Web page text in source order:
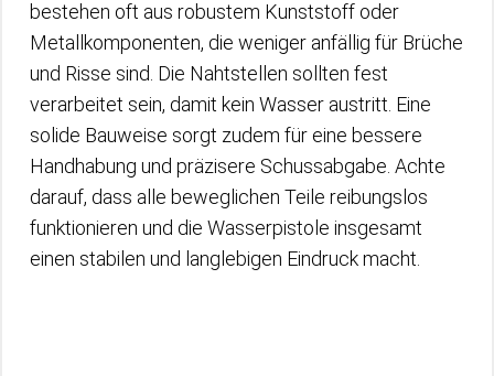
bestehen oft aus robustem Kunststoff oder
Metallkomponenten, die weniger anfällig für Brüche
und Risse sind. Die Nahtstellen sollten fest
verarbeitet sein, damit kein Wasser austritt. Eine
solide Bauweise sorgt zudem für eine bessere
Handhabung und präzisere Schussabgabe. Achte
darauf, dass alle beweglichen Teile reibungslos
funktionieren und die Wasserpistole insgesamt
einen stabilen und langlebigen Eindruck macht.